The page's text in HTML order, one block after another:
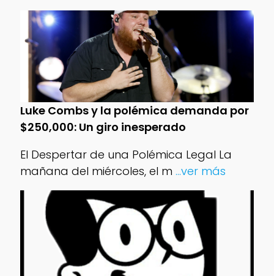
Luke Combs y la polémica demanda por
$250,000: Un giro inesperado
El Despertar de una Polémica Legal La
mañana del miércoles, el m ...ver más